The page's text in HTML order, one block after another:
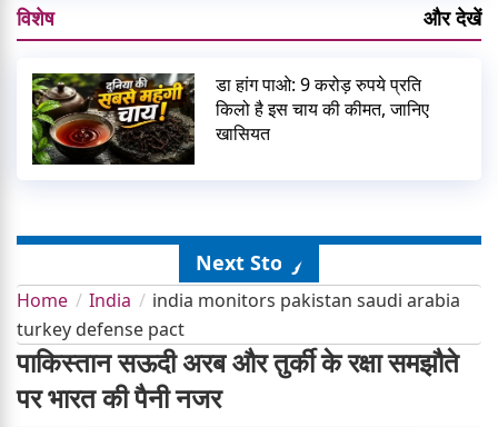
विशेष और देखें
डा हांग पाओ: 9 करोड़ रुपये प्रति
किलो है इस चाय की कीमत, जानिए
खासियत
Next Story
Home India
india monitors pakistan saudi arabia
turkey defense pact
पाकिस्तान सऊदी अरब और तुर्की के रक्षा समझौते
पर भारत की पैनी नजर